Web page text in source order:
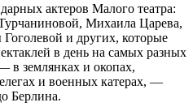
актеров Малого театра:
Михаила Царева,
и других, которые
в день на самых разных
в землянках и окопах,
и военных катерах, —
Берлина.